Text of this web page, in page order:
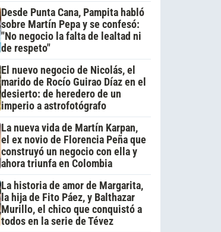
Desde Punta Cana, Pampita habló
sobre Martín Pepa y se confesó:
"No negocio la falta de lealtad ni
de respeto"
El nuevo negocio de Nicolás, el
marido de Rocío Guirao Díaz en el
desierto: de heredero de un
imperio a astrofotógrafo
La nueva vida de Martín Karpan,
el ex novio de Florencia Peña que
construyó un negocio con ella y
ahora triunfa en Colombia
La historia de amor de Margarita,
la hija de Fito Páez, y Balthazar
Murillo, el chico que conquistó a
todos en la serie de Tévez